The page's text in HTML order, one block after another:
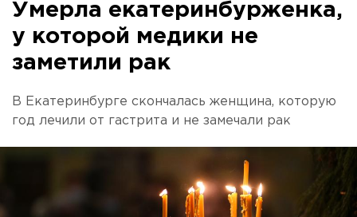
Умерла екатеринбурженка,
у которой медики не
заметили рак
В Екатеринбурге скончалась женщина, которую
год лечили от гастрита и не замечали рак